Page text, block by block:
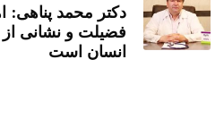
دکتر محمد پناهی:
فضیلت و نشانی
انسان است